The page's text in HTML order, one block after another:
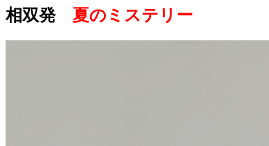
相双発 夏のミステリー